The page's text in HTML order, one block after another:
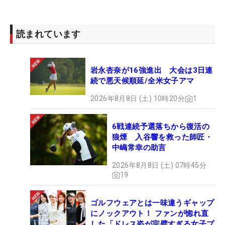
るだろうか…。
「仮にきょうが良くても、あしたダメになるのがゴ
ルフ。優勝はしたいですけど、目指してできるもん
じゃない。自分のプレーをするだけなので、結果的
に優勝できるようにします」。残る54ホールに向け
て気を引き締めた。（文・笠井あかり）
読まれています
岩永杏奈が16強進出 大会は3日連
続で悪天候順延/全米女子アマ
2026年8月8日 (土) 10時20分 1
6戦連続予選落ちから復活の
狼煙 入谷響を救った師匠・
中嶋常幸の助言
2026年8月8日 (土) 07時45分
19
ゴルフウェアとは一味違うギャップ
にノックアウト！ ファンが惚れ直